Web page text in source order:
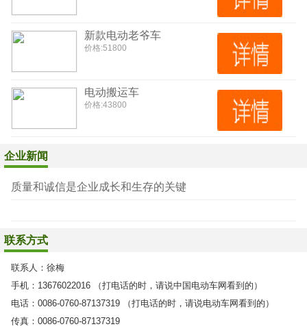
新款电动老爷车
价格:51800
电动搬运车
价格:43800
企业新闻
质量和诚信是企业成长和生存的关键
联系方式
联系人： 徐梅
手机： 13676022016 （打电话的时，请说中国电动车网看到的）
电话： 0086-0760-87137319 （打电话的时，请说电动车网看到的）
传真： 0086-0760-87137319